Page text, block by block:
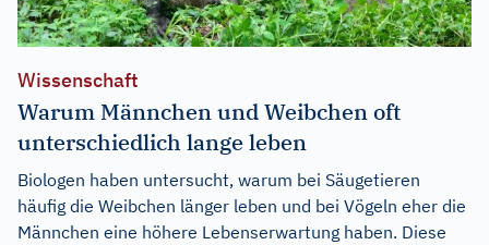
Wissenschaft
Warum Männchen und Weibchen oft
unterschiedlich lange leben
Biologen haben untersucht, warum bei Säugetieren
häufig die Weibchen länger leben und bei Vögeln eher die
Männchen eine höhere Lebenserwartung haben. Diese